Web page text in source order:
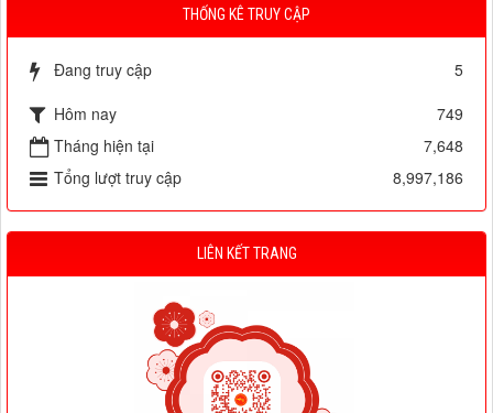
THỐNG KÊ TRUY CẬP
Đang truy cập
5
Hôm nay
749
Tháng hiện tại
7,648
Tổng lượt truy cập
8,997,186
LIÊN KẾT TRANG